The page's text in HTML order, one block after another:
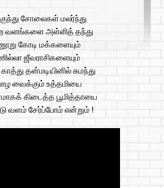
சோலைகள் மலர்ந்து
அள்ளித் தந்து
கோடி மக்களையும்
ஜீவராசிகளையும்
தன்மடியினில் சுமந்து
வைக்கும் உத்தமியை
கிடைத்த பூமித்தாயை
வளம் சேர்ப்போம் என்றும் !